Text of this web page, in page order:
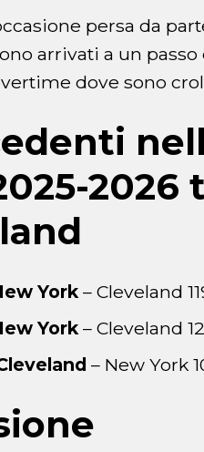
persa da
arrivati a un
dove sono
2026
York– Cleveland
York– Cleveland
– New York